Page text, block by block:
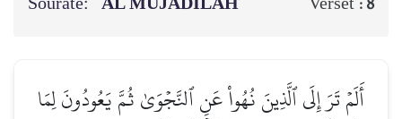
أَلَمۡ تَرَ إِلَى ٱلَّذِينَ نُهُواْ عَنِ ٱلنَّجۡوَىٰ ثُمَّ يَعُودُونَ لِمَا